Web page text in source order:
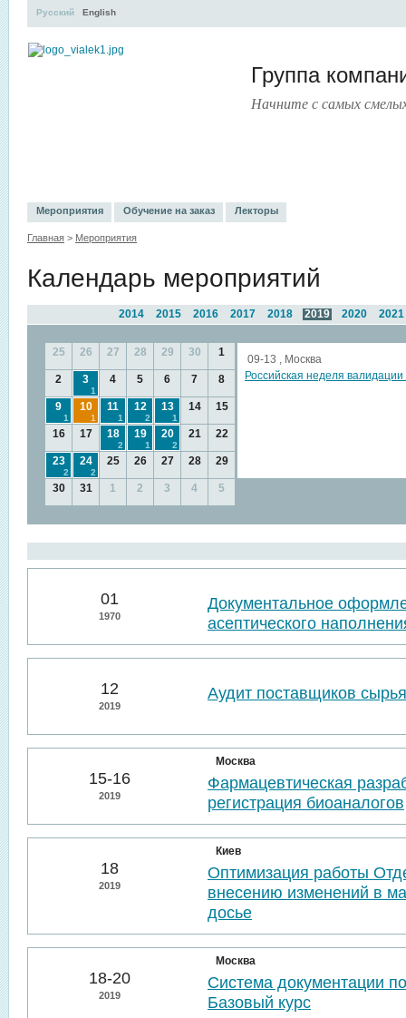
Группа
Начните с самых
Русский English
Мероприятия Обучение на заказ Лекторы
Главная > Мероприятия
Календарь мероприятий
2021
2020
2019
2018
2017
2016
2015
2014
25 26 27 28 29 30 1
2 3
1
4 5 6 7 8
9
1
10
1
11
1
12
2
13
1
14 15
16 17 18
2
19
1
20
2
21 22
23
2
24
2
25 26 27 28 29
30 31 1 2 3 4 5
09-13 , Москва
Российская неделя
01
1970
Документальное
асептического
12
2019
Аудит поставщиков
15-16
2019
Москва
Фармацевтическая
регистрация биоаналогов
18
2019
Киев
Оптимизация работы
внесению изменений в
досье
18-20
2019
Москва
Система документации
Базовый курс